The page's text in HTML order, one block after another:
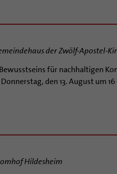
der Zwölf-Apostel-
für nachhaltigen
den 13. August um
Hildesheim